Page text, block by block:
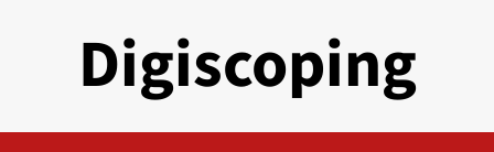
Digiscoping